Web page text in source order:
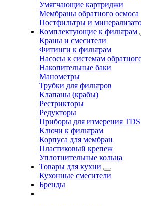
Умягчающие картриджи
Мембраны обратного осмоса
Постфильтры и
Комплектующие к фильтрам
Краны и смесители
Фитинги к фильтрам
Насосы к системам
Накопительные баки
Манометры
Трубки для фильтров
Клапаны (крабы)
Рестрикторы
Редукторы
Приборы для измерения TDS
Ключи к фильтрам
Корпуса для мембран
Пластиковый крепеж
Уплотнительные кольца
Товары для кухни
Кухонные смесители
Бренды